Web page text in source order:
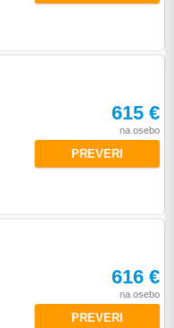
615 €
na osebo
PREVERI
616 €
na osebo
PREVERI